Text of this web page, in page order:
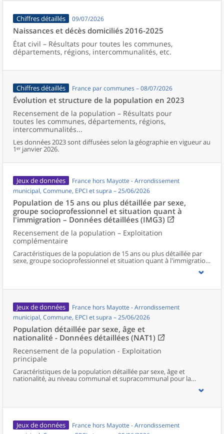
Chiffres détaillés 09/07/2026
Naissances et décès domiciliés 2016-2025
État civil – Résultats pour toutes les communes,
départements, régions, intercommunalités, etc.
Chiffres détaillés France par communes – 08/07/2026
Évolution et structure de la population en 2023
Recensement de la population – Résultats pour
toutes les communes, départements, régions,
intercommunalités...
Les données 2023 sont diffusées selon la géographie en vigueur au
1ᵉʳ janvier 2026.
Jeux de données
France hors Mayotte - Arrondissement
municipal, Commune, EPCI et supra – 25/06/2026
Population de 15 ans ou plus détaillée par sexe,
groupe socioprofessionnel et situation quant à
l'immigration – Données détaillées (IMG3)
Recensement de la population – Exploitation
complémentaire
Caractéristiques de la population de 15 ans ou plus détaillée par
sexe, groupe socioprofessionnel et situation quant à l'immigration,
au niveau communal et supracommunal pour la France hors
Jeux de données
France hors Mayotte - Arrondissement
municipal, Commune, EPCI et supra – 25/06/2026
Population détaillée par sexe, âge et
nationalité - Données détaillées (NAT1)
Recensement de la population - Exploitation
principale
Caractéristiques de la population détaillée par sexe, âge et
nationalité, au niveau communal et supracommunal pour la
Jeux de données
France hors Mayotte - Arrondissement